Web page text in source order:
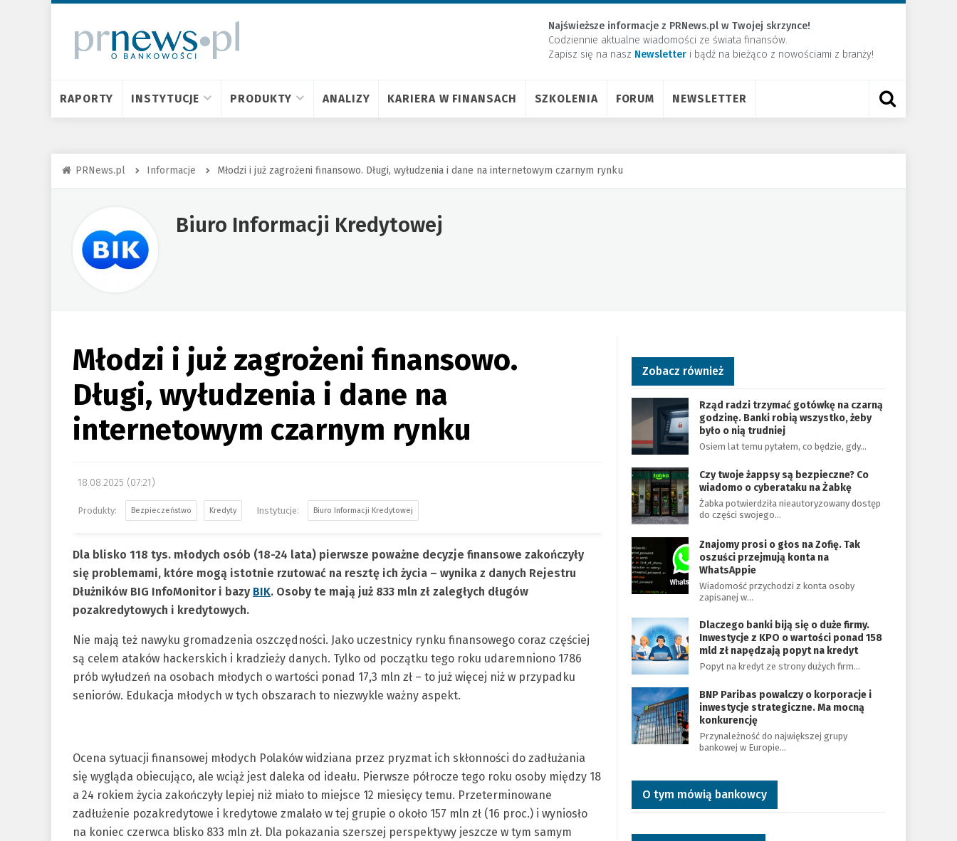
Najświeższe informacje z PRNews.pl w Twojej skrzynce!
Codziennie aktualne wiadomości ze świata finansów.
Zapisz się na nasz Newsletter ​i bądź na bieżąco z nowościami z branży!
RAPORTY INSTYTUCJE PRODUKTY ANALIZY KARIERA W FINANSACH SZKOLENIA FORUM NEWSLETTER
PRNews.pl Informacje Młodzi i już zagrożeni finansowo. Długi, wyłudzenia i dane na internetowym czarnym rynku
Biuro Informacji Kredytowej
Młodzi i już zagrożeni finansowo.
Długi, wyłudzenia i dane na
internetowym czarnym rynku
18.08.2025 (07:21)
Bezpieczeństwo Kredyty Biuro Informacji Kredytowej
Dla blisko 118 tys. młodych osób (18-24 lata) pierwsze poważne decyzje finansowe zakończyły
się problemami, które mogą istotnie rzutować na resztę ich życia – wynika z danych Rejestru
Dłużników BIG InfoMonitor i bazy BIK. Osoby te mają już 833 mln zł zaległych długów
pozakredytowych i kredytowych.
Nie mają też nawyku gromadzenia oszczędności. Jako uczestnicy rynku finansowego coraz częściej
są celem ataków hackerskich i kradzieży danych. Tylko od początku tego roku udaremniono 1786
prób wyłudzeń na osobach młodych o wartości ponad 17,3 mln zł – to już więcej niż w przypadku
seniorów. Edukacja młodych w tych obszarach to niezwykle ważny aspekt.
Ocena sytuacji finansowej młodych Polaków widziana przez pryzmat ich skłonności do zadłużania
się wygląda obiecująco, ale wciąż jest daleka od ideału. Pierwsze półrocze tego roku osoby między 18
a 24 rokiem życia zakończyły lepiej niż miało to miejsce 12 miesięcy temu. Przeterminowane
zadłużenie pozakredytowe i kredytowe zmalało w tej grupie o około 157 mln zł (16 proc.) i wyniosło
na koniec czerwca blisko 833 mln zł. Dla pokazania szerszej perspektywy jeszcze w tym samym
Zobacz również
Rząd radzi trzymać gotówkę na czarną
godzinę. Banki robią wszystko, żeby
było o nią trudniej
Osiem lat temu pytałem, co będzie, gdy…
Czy twoje żappsy są bezpieczne? Co
wiadomo o cyberataku na Żabkę
Żabka potwierdziła nieautoryzowany dostęp
do części swojego…
Znajomy prosi o głos na Zofię. Tak
oszuści przejmują konta na
WhatsAppie
Wiadomość przychodzi z konta osoby
zapisanej w…
Dlaczego banki biją się o duże firmy.
Inwestycje z KPO o wartości ponad 158
mld zł napędzają popyt na kredyt
Popyt na kredyt ze strony dużych firm…
BNP Paribas powalczy o korporacje i
inwestycje strategiczne. Ma mocną
konkurencję
Przynależność do największej grupy
bankowej w Europie…
O tym mówią bankowcy